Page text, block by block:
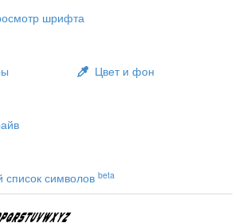
шрифта
Цвет и фон
список символов beta